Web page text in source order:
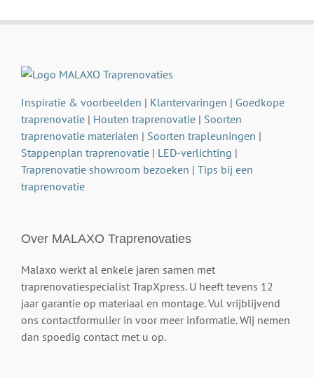
Inspiratie & voorbeelden | Klantervaringen | Goedkope
traprenovatie | Houten traprenovatie | Soorten
traprenovatie materialen | Soorten trapleuningen |
Stappenplan traprenovatie | LED-verlichting |
Traprenovatie showroom bezoeken | Tips bij een
traprenovatie
Over MALAXO Traprenovaties
Malaxo werkt al enkele jaren samen met
traprenovatiespecialist TrapXpress. U heeft tevens 12
jaar garantie op materiaal en montage. Vul vrijblijvend
ons contactformulier in voor meer informatie. Wij nemen
dan spoedig contact met u op.